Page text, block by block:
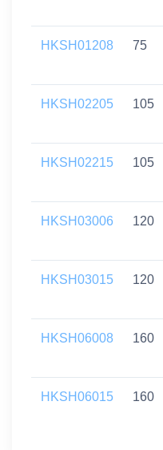
HKSH01208 75
HKSH02205 105
HKSH02215 105
HKSH03006 120
HKSH03015 120
HKSH06008 160
HKSH06015 160